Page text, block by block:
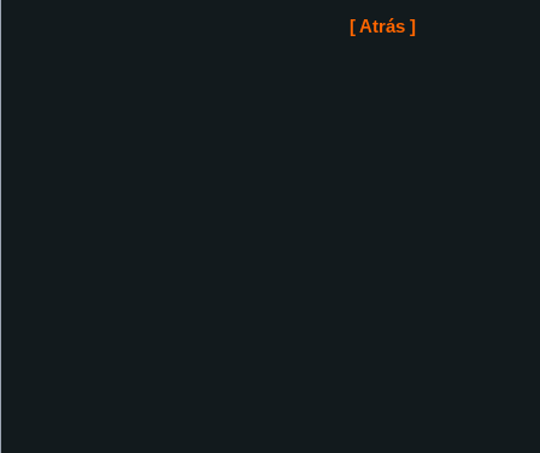
[ Atrás ]